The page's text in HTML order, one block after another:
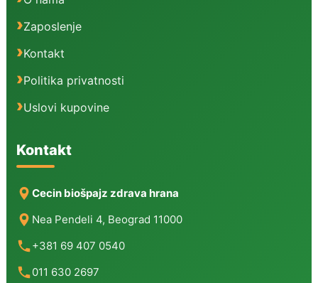
Zaposlenje
Kontakt
Politika privatnosti
Uslovi kupovine
Kontakt
Cecin biošpajz zdrava hrana
Nea Pendeli 4, Beograd 11000
+381 69 407 0540
011 630 2697